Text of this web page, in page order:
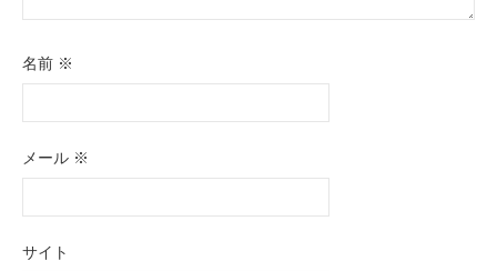
名前 ※
メール ※
サイト